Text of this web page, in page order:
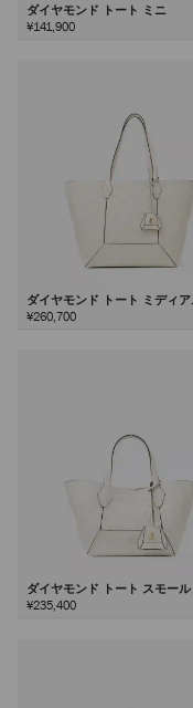
ダイヤモンド トート ミニ
¥141,900
ダイヤモンド トート ミディア
¥260,700
ダイヤモンド トート スモール
¥235,400